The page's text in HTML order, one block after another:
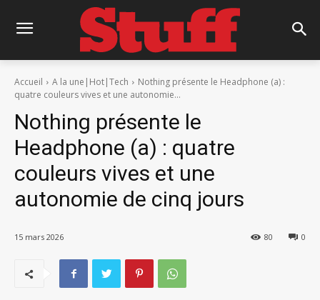
Accueil A la une|Hot|Tech
Nothing présente le Headphone (a) :
quatre couleurs vives et une autonomie...
Nothing présente le
Headphone (a) : quatre
couleurs vives et une
autonomie de cinq jours
15 mars 2026 0
80